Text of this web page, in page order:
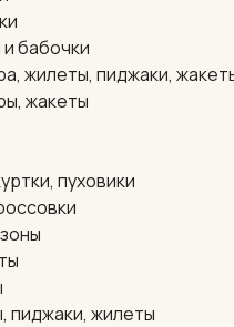
и бабочки
жилеты, пиджаки,
жакеты
пуховики
пиджаки, жилеты